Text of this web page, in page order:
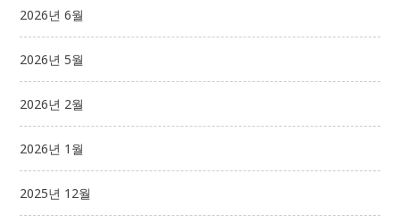
2026년 6월
2026년 5월
2026년 2월
2026년 1월
2025년 12월